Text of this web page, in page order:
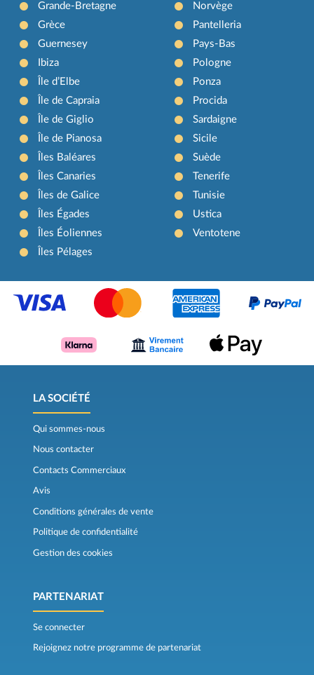
Grande-Bretagne
Grèce
Guernesey
Ibiza
Île d’Elbe
Île de Capraia
Île de Giglio
Île de Pianosa
Îles Baléares
Îles Canaries
Îles de Galice
Îles Égades
Îles Éoliennes
Îles Pélages
Norvège
Pantelleria
Pays-Bas
Pologne
Ponza
Procida
Sardaigne
Sicile
Suède
Tenerife
Tunisie
Ustica
Ventotene
LA SOCIÉTÉ
Qui sommes-nous
Nous contacter
Contacts Commerciaux
Avis
Conditions générales de vente
Politique de confidentialité
Gestion des cookies
PARTENARIAT
Se connecter
Rejoignez notre programme de partenariat